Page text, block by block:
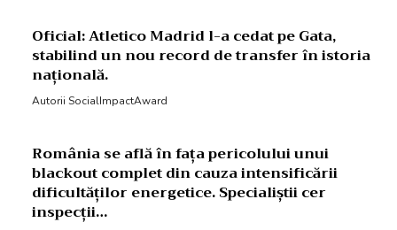
Oficial: Atletico Madrid l-a cedat pe Gata,
stabilind un nou record de transfer în istoria
națională.
Autorii SocialImpactAward
România se află în fața pericolului unui
blackout complet din cauza intensificării
dificultăților energetice. Specialiștii cer
inspecții…